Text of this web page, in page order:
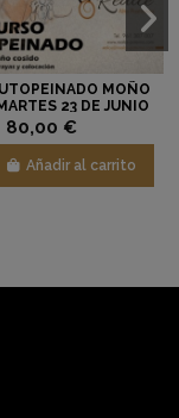
MOÑO
23 DE JUNIO
16:00-19:00 H.
80,00 €
Añadir al carrito